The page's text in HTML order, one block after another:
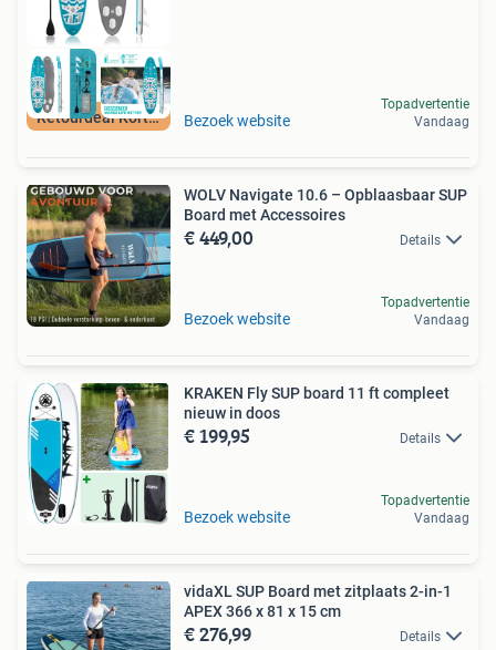
Retourdeal Korting Bezoek website
Topadvertentie
Vandaag
WOLV Navigate 10.6 – Opblaasbaar SUP
Board met Accessoires
€ 449,00 Details
Bezoek website
Topadvertentie
Vandaag
KRAKEN Fly SUP board 11 ft compleet
nieuw in doos
€ 199,95 Details
Bezoek website
Topadvertentie
Vandaag
vidaXL SUP Board met zitplaats 2-in-1
APEX 366 x 81 x 15 cm
€ 276,99 Details